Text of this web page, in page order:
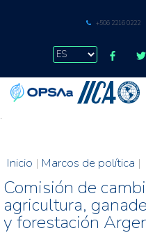
+506 2216 0222
.
Inicio | Marcos de política |
Comisión de
agricultura,
y forestación